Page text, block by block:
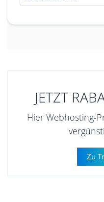
JETZT
Hier Webhosting-
Zu